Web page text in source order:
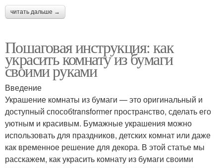
читать дальше →
Пошаговая инструкция: как
украсить комнату из бумаги
своими руками
Введение
Украшение комнаты из бумаги — это оригинальный и
доступный способtransformer пространство, сделать его
уютным и красивым. Бумажные украшения можно
использовать для праздников, детских комнат или даже
как временное решение для декора. В этой статье мы
расскажем, как украсить комнату из бумаги своими